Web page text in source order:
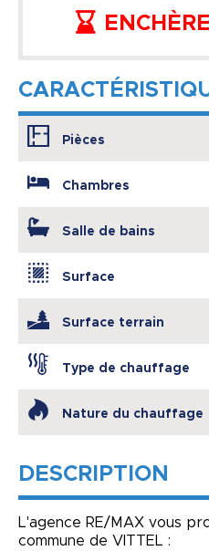
Pièces
Chambres
Salle de bains
Surface
Surface terrain
Type de chauffage
Nature du chauffage
DESCRIPTION
L'agence RE/MAX vous
commune de VITTEL :